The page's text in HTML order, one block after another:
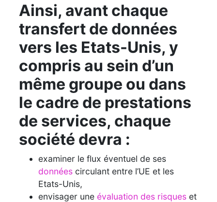
Ainsi, avant chaque
transfert de données
vers les Etats-Unis, y
compris au sein d’un
même groupe ou dans
le cadre de prestations
de services, chaque
société devra :
examiner le flux éventuel de ses
données circulant entre l’UE et les
Etats-Unis,
envisager une évaluation des risques et